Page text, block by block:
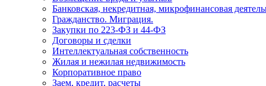
Банковская, некредитная, микрофинансовая
Гражданство. Миграция.
Закупки по 223-ФЗ и 44-ФЗ
Договоры и сделки
Интеллектуальная собственность
Жилая и нежилая недвижимость
Корпоративное право
Заем, кредит, расчеты